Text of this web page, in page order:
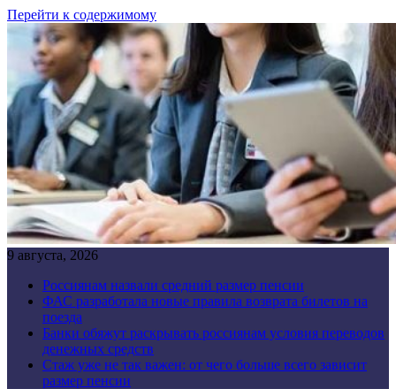
Перейти к содержимому
9 августа, 2026
Россиянам назвали средний размер пенсии
ФАС разработала новые правила возврата билетов на
поезда
Банки обяжут раскрывать россиянам условия переводов
денежных средств
Стаж уже не так важен: от чего больше всего зависит
размер пенсии